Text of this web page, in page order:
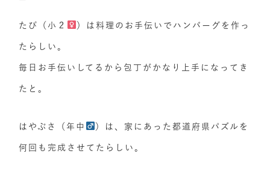
たぴ（小２ ）は料理のお手伝いでハンバーグを作っ
たらしい。
毎日お手伝いしてるから包丁がかなり上手になってき
たと。
はやぶさ（年中 ）は、家にあった都道府県パズルを
何回も完成させてたらしい。